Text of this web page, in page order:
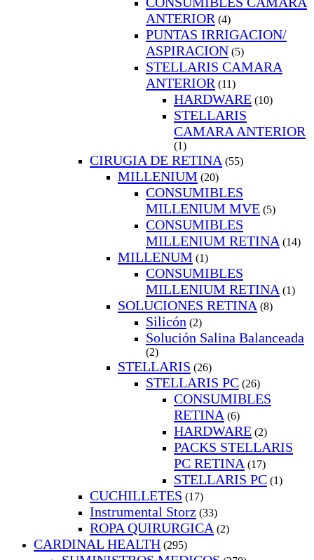
ANTERIOR (4)
PUNTAS IRRIGACION/
ASPIRACION (5)
STELLARIS CAMARA
ANTERIOR (11)
HARDWARE (10)
STELLARIS
CAMARA ANTERIOR
(1)
CIRUGIA DE RETINA (55)
MILLENIUM (20)
CONSUMIBLES
MILLENIUM MVE (5)
CONSUMIBLES
MILLENIUM RETINA (14)
MILLENUM (1)
CONSUMIBLES
MILLENIUM RETINA (1)
SOLUCIONES RETINA (8)
Silicón (2)
Solución Salina Balanceada
(2)
STELLARIS (26)
STELLARIS PC (26)
CONSUMIBLES
RETINA (6)
HARDWARE (2)
PACKS STELLARIS
PC RETINA (17)
STELLARIS PC (1)
CUCHILLETES (17)
Instrumental Storz (33)
ROPA QUIRURGICA (2)
CARDINAL HEALTH (295)